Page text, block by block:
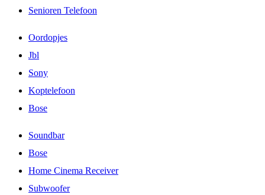
Senioren Telefoon
Oordopjes
Jbl
Sony
Koptelefoon
Bose
Soundbar
Bose
Home Cinema Receiver
Subwoofer